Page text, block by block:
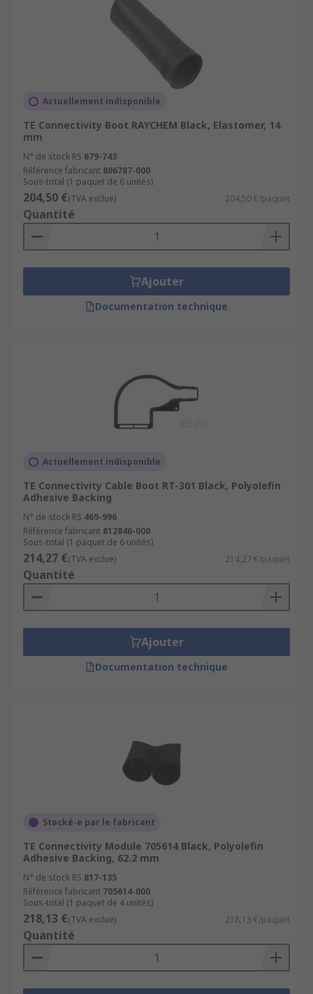
Actuellement indisponible
TE Connectivity Boot RAYCHEM Black, Elastomer, 14
mm
N° de stock RS 679-743
Référence fabricant 806787-000
Sous-total (1 paquet de 6 unités)
204,50 €(TVA exclue) 204,50 €/paquet
Quantité
Ajouter
Documentation technique
Actuellement indisponible
TE Connectivity Cable Boot RT-301 Black, Polyolefin
Adhesive Backing
N° de stock RS 469-996
Référence fabricant 812846-000
Sous-total (1 paquet de 6 unités)
214,27 €(TVA exclue) 214,27 €/paquet
Quantité
Ajouter
Documentation technique
Stocké-e par le fabricant
TE Connectivity Module 705614 Black, Polyolefin
Adhesive Backing, 62.2 mm
N° de stock RS 817-135
Référence fabricant 705614-000
Sous-total (1 paquet de 4 unités)
218,13 €(TVA exclue) 218,13 €/paquet
Quantité